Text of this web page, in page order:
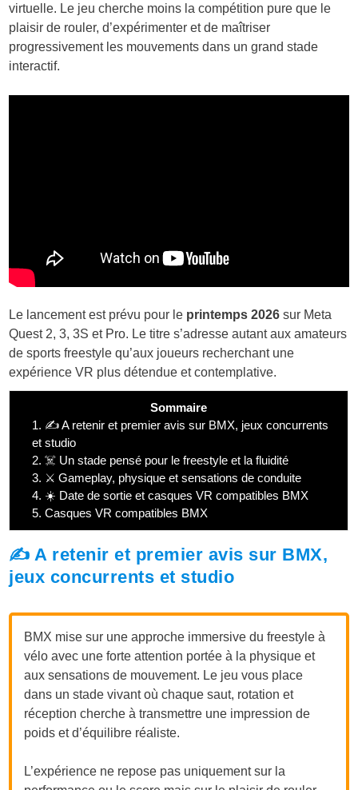
virtuelle. Le jeu cherche moins la compétition pure que le
plaisir de rouler, d’expérimenter et de maîtriser
progressivement les mouvements dans un grand stade
interactif.
Le lancement est prévu pour le printemps 2026 sur Meta
Quest 2, 3, 3S et Pro. Le titre s’adresse autant aux amateurs
de sports freestyle qu’aux joueurs recherchant une
expérience VR plus détendue et contemplative.
Sommaire
1. ✍️ A retenir et premier avis sur BMX, jeux concurrents
et studio
2. ☠️ Un stade pensé pour le freestyle et la fluidité
3. ⚔️ Gameplay, physique et sensations de conduite
4. ☀️ Date de sortie et casques VR compatibles BMX
5. Casques VR compatibles BMX
✍️ A retenir et premier avis sur BMX,
jeux concurrents et studio
BMX mise sur une approche immersive du freestyle à
vélo avec une forte attention portée à la physique et
aux sensations de mouvement. Le jeu vous place
dans un stade vivant où chaque saut, rotation et
réception cherche à transmettre une impression de
poids et d’équilibre réaliste.
L’expérience ne repose pas uniquement sur la